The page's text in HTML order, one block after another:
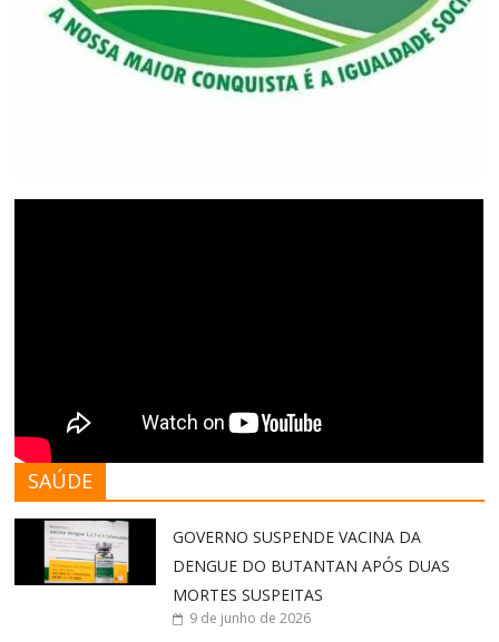
SAÚDE
GOVERNO SUSPENDE VACINA DA
DENGUE DO BUTANTAN APÓS DUAS
MORTES SUSPEITAS
9 de junho de 2026